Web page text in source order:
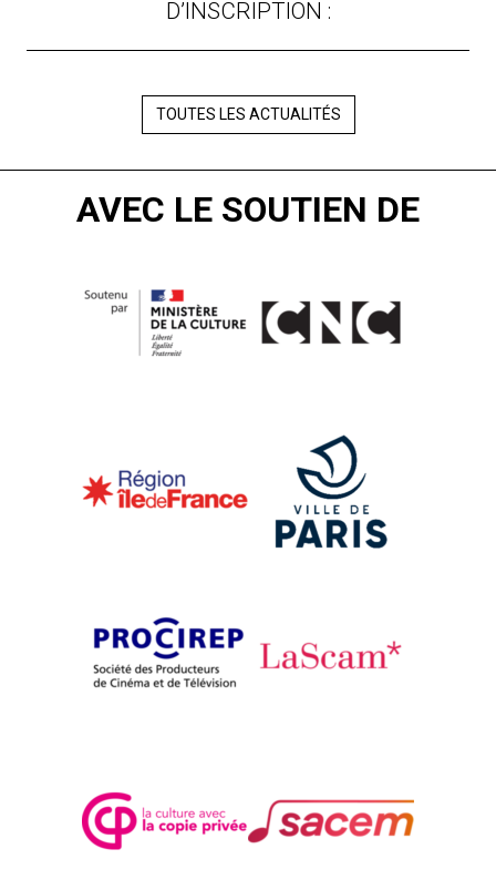
D’INSCRIPTION :
TOUTES LES ACTUALITÉS
AVEC LE SOUTIEN DE